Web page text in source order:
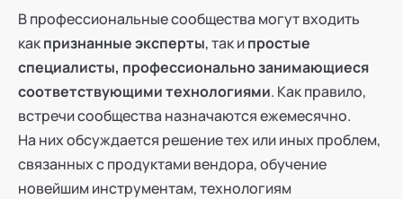
В профессиональные сообщества могут входить
какпризнанные эксперты, так ипростые
специалисты, профессионально занимающиеся
соответствующими технологиями. Как правило,
встречи сообщества назначаются ежемесячно.
На них обсуждается решение тех или иных проблем,
связанных с продуктами вендора, обучение
новейшим инструментам, технологиям